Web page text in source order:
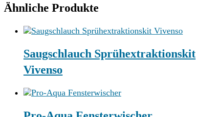
Ähnliche Produkte
Saugschlauch Sprühextraktionskit
Vivenso